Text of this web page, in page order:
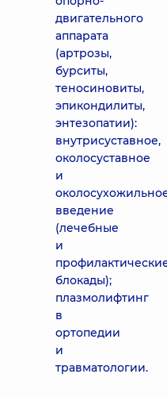
двигательного
аппарата
(артрозы,
бурситы,
теносиновиты,
эпикондилиты,
энтезопатии):
внутрисуставное,
околосуставное
и
введение
(лечебные
и
блокады);
плазмолифтинг
в
ортопедии
и
травматологии.